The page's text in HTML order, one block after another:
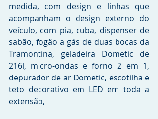
medida, com design e linhas que
acompanham o design externo do
veículo, com pia, cuba, dispenser de
sabão, fogão a gás de duas bocas da
Tramontina, geladeira Dometic de
216l, micro-ondas e forno 2 em 1,
depurador de ar Dometic, escotilha e
teto decorativo em LED em toda a
extensão,